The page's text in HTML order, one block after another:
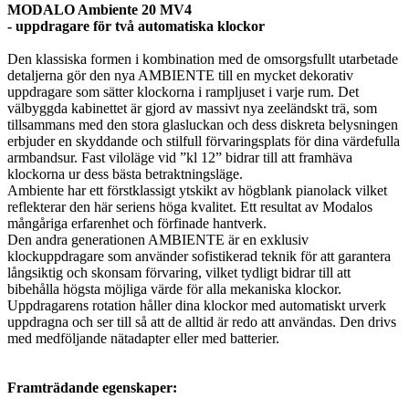
MODALO Ambiente 20 MV4
- uppdragare för två automatiska klockor
Den klassiska formen i kombination med de omsorgsfullt utarbetade
detaljerna gör den nya AMBIENTE till en mycket dekorativ
uppdragare som sätter klockorna i rampljuset i varje rum. Det
välbyggda kabinettet är gjord av massivt nya zeeländskt trä, som
tillsammans med den stora glasluckan och dess diskreta belysningen
erbjuder en skyddande och stilfull förvaringsplats för dina värdefulla
armbandsur. Fast viloläge vid ”kl 12” bidrar till att framhäva
klockorna ur dess bästa betraktningsläge.
Ambiente har ett förstklassigt ytskikt av högblank pianolack vilket
reflekterar den här seriens höga kvalitet. Ett resultat av Modalos
mångåriga erfarenhet och förfinade hantverk.
Den andra generationen AMBIENTE är en exklusiv
klockuppdragare som använder sofistikerad teknik för att garantera
långsiktig och skonsam förvaring, vilket tydligt bidrar till att
bibehålla högsta möjliga värde för alla mekaniska klockor.
Uppdragarens rotation håller dina klockor med automatiskt urverk
uppdragna och ser till så att de alltid är redo att användas. Den drivs
med medföljande nätadapter eller med batterier.
Framträdande egenskaper: